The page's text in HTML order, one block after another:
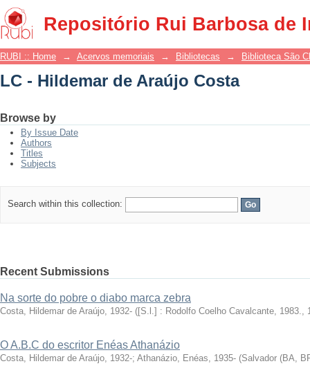
Repositório Rui Barbosa de
LC - Hildemar de Araújo Costa
RUBI :: Home → Acervos memoriais → Bibliotecas → Biblioteca São
LC - Hildemar de Araújo Costa
Browse by
By Issue Date
Authors
Titles
Subjects
Search within this collection:
Recent Submissions
Na sorte do pobre o diabo marca zebra
Costa, Hildemar de Araújo, 1932- ([S.l.] : Rodolfo Coelho Cavalcante, 1983.,
O A.B.C do escritor Enéas Athanázio
Costa, Hildemar de Araújo, 1932-; Athanázio, Enéas, 1935- (Salvador (BA,